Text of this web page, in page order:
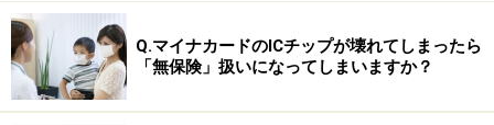
ます。共産党が全人代も含めて、国家機関を指導するこ
とが中国の「国是」なのです。
たとえば全人代の代表選出選挙のときに共産党が「指
Q.マイナカードのICチップが壊れてしまったら
「無保険」扱いになってしまいますか？